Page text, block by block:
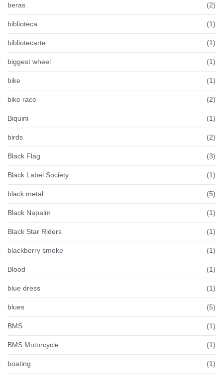
beras (2)
biblioteca (1)
bibliotecarte (1)
biggest wheel (1)
bike (1)
bike race (2)
Biquini (1)
birds (2)
Black Flag (3)
Black Label Society (1)
black metal (5)
Black Napalm (1)
Black Star Riders (1)
blackberry smoke (1)
Blood (1)
blue dress (1)
blues (5)
BMS (1)
BMS Motorcycle (1)
boating (1)